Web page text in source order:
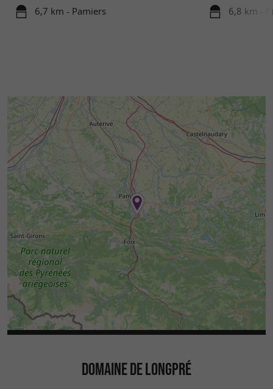
6,7 km - Pamiers 6,8 km -
DOMAINE DE LONGPRÉ